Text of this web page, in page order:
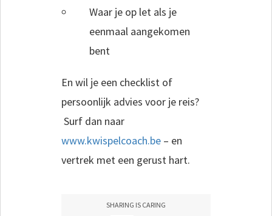
Waar je op let als je
eenmaal aangekomen
bent
En wil je een checklist of
persoonlijk advies voor je reis?
Surf dan naar
www.kwispelcoach.be – en
vertrek met een gerust hart.
SHARING IS CARING